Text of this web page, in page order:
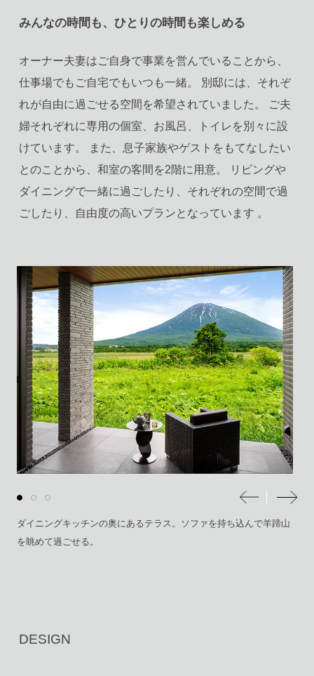
みんなの時間も、ひとりの時間も楽しめる
オーナー夫妻はご自身で事業を営んでいることから、
仕事場でもご自宅でもいつも一緒。 別邸には、それぞ
れが自由に過ごせる空間を希望されていました。 ご夫
婦それぞれに専用の個室、お風呂、トイレを別々に設
けています。 また、息子家族やゲストをもてなしたい
とのことから、和室の客間を2階に用意。 リビングや
ダイニングで一緒に過ごしたり、それぞれの空間で過
ごしたり、自由度の高いプランとなっています 。
ダイニングキッチンの奥にあるテラス。ソファを持ち込んで羊蹄山
を眺めて過ごせる。
DESIGN